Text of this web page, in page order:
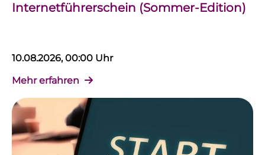
Internetführerschein (Sommer-Edition)
10.08.2026, 00:00 Uhr
Mehr erfahren